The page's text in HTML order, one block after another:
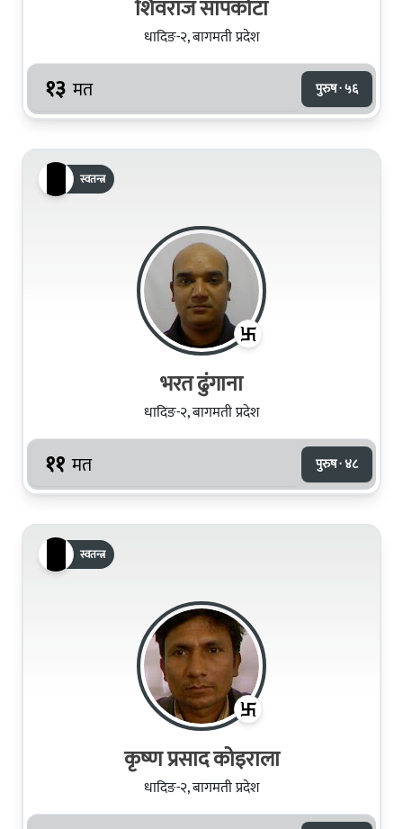
शिवराज सापकोटा
धादिङ-२, बागमती प्रदेश
१३ मत पुरुष · ५६
स्वतन्त्र
भरत ढुं‌गाना
धादिङ-२, बागमती प्रदेश
११ मत पुरुष · ४८
स्वतन्त्र
कृष्‍ण प्रसाद कोइराला
धादिङ-२, बागमती प्रदेश